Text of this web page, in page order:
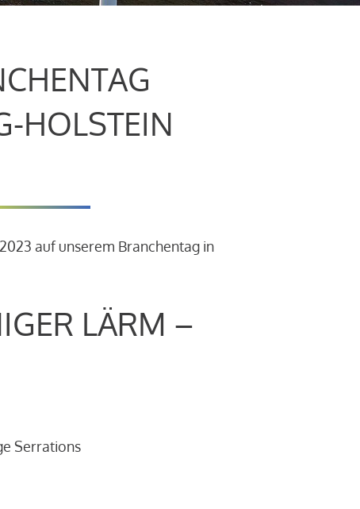
HOLSTEIN
auf unserem Branchentag in
LÄRM –
Serrations